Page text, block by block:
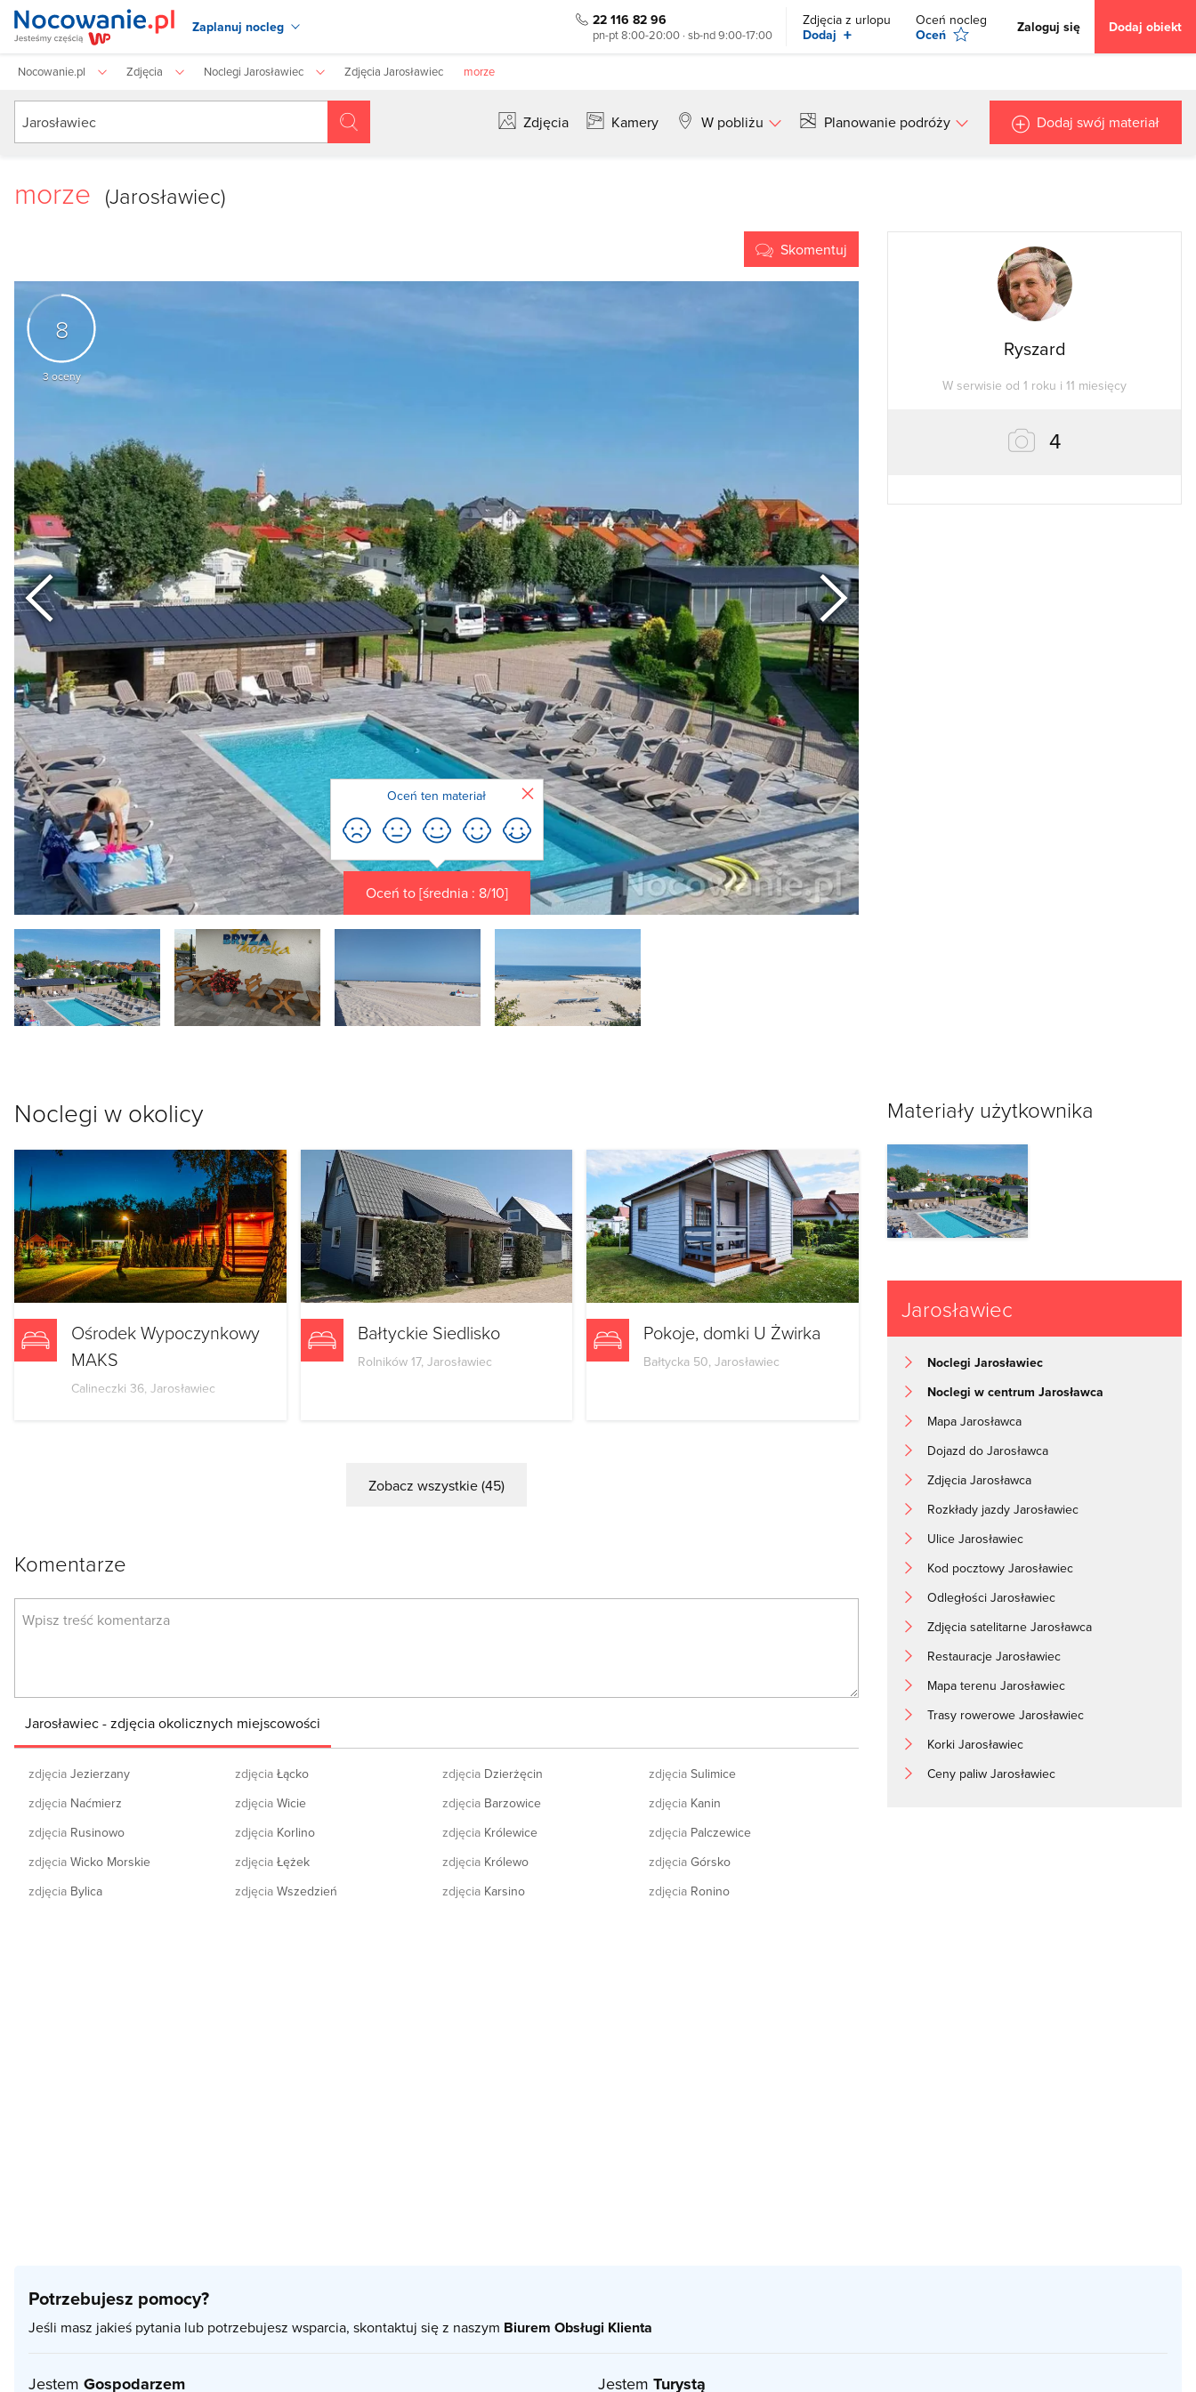
Zaplanuj nocleg 22 116 82 96
pn-pt 8:00-20:00 · sb-nd 9:00-17:00
Zdjęcia z urlopu
Dodaj +
Oceń nocleg
Oceń
Zaloguj się Dodaj obiekt
Nocowanie.pl Zdjęcia Noclegi Jarosławiec Zdjęcia Jarosławiec morze
Zdjęcia Kamery W pobliżu Planowanie podróży Dodaj swój materiał
morze (Jarosławiec)
Skomentuj
8
3oceny
Poprzedni
Oceń to [średnia : 8/10]
Oceń ten materiał Zamknij
Noclegi w okolicy
Ośrodek Wypoczynkowy
MAKS
Calineczki 36, Jarosławiec
Bałtyckie Siedlisko
Rolników 17, Jarosławiec
Pokoje, domki U Żwirka
Bałtycka 50, Jarosławiec
Zobacz wszystkie (45)
Komentarze
Jarosławiec - zdjęcia okolicznych miejscowości
zdjęcia Jezierzany
zdjęcia Naćmierz
zdjęcia Rusinowo
zdjęcia Wicko Morskie
zdjęcia Bylica
zdjęcia Łącko
zdjęcia Wicie
zdjęcia Korlino
zdjęcia Łężek
zdjęcia Wszedzień
zdjęciaDzierżęcin
zdjęciaBarzowice
zdjęciaKrólewice
zdjęciaKrólewo
zdjęciaKarsino
zdjęciaSulimice
zdjęciaKanin
zdjęciaPalczewice
zdjęciaGórsko
zdjęciaRonino
Ryszard
W serwisie od 1 roku i 11 miesięcy
4zdjęcia
Materiały użytkownika
Jarosławiec
Noclegi Jarosławiec
Noclegi w centrum Jarosławca
Mapa Jarosławca
Dojazd do Jarosławca
Zdjęcia Jarosławca
Rozkłady jazdy Jarosławiec
Ulice Jarosławiec
Kod pocztowy Jarosławiec
Odległości Jarosławiec
Zdjęcia satelitarne Jarosławca
Restauracje Jarosławiec
Mapa terenu Jarosławiec
Trasy rowerowe Jarosławiec
Korki Jarosławiec
Ceny paliw Jarosławiec
Potrzebujesz pomocy?
Jeśli masz jakieś pytania lub potrzebujesz wsparcia, skontaktuj się z naszym Biurem Obsługi Klienta
Jestem Gospodarzem Jestem Turystą